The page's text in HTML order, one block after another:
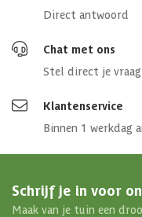
Direct antwoord
Chat met ons
Stel direct je vraag
Klantenservice
Binnen 1 werkdag
Schrijf je in voor
Maak van je tuin een